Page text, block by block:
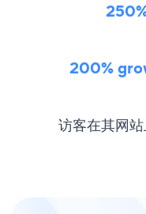
200%
访客在其网